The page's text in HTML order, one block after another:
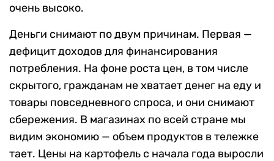
очень высоко.
Деньги снимают по двум причинам. Первая —
дефицит доходов для финансирования
потребления. На фоне роста цен, в том числе
скрытого, гражданам не хватает денег на еду и
товары повседневного спроса, и они снимают
сбережения. В магазинах по всей стране мы
видим экономию — объем продуктов в тележке
тает. Цены на картофель с начала года выросли